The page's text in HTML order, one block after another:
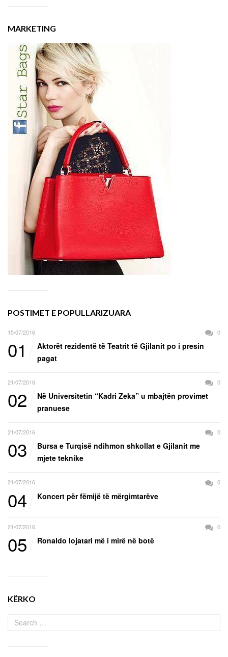
MARKETING
POSTIMET E POPULLARIZUARA
15/07/2016 0
01
Aktorët rezidentë të Teatrit të Gjilanit po i presin
pagat
21/07/2016 0
02
Në Universitetin “Kadri Zeka” u mbajtën provimet
pranuese
21/07/2016 0
03
Bursa e Turqisë ndihmon shkollat e Gjilanit me
mjete teknike
21/07/2016 0
04 Koncert për fëmijë të mërgimtarëve
21/07/2016 0
05 Ronaldo lojatari më i mirë në botë
KËRKO